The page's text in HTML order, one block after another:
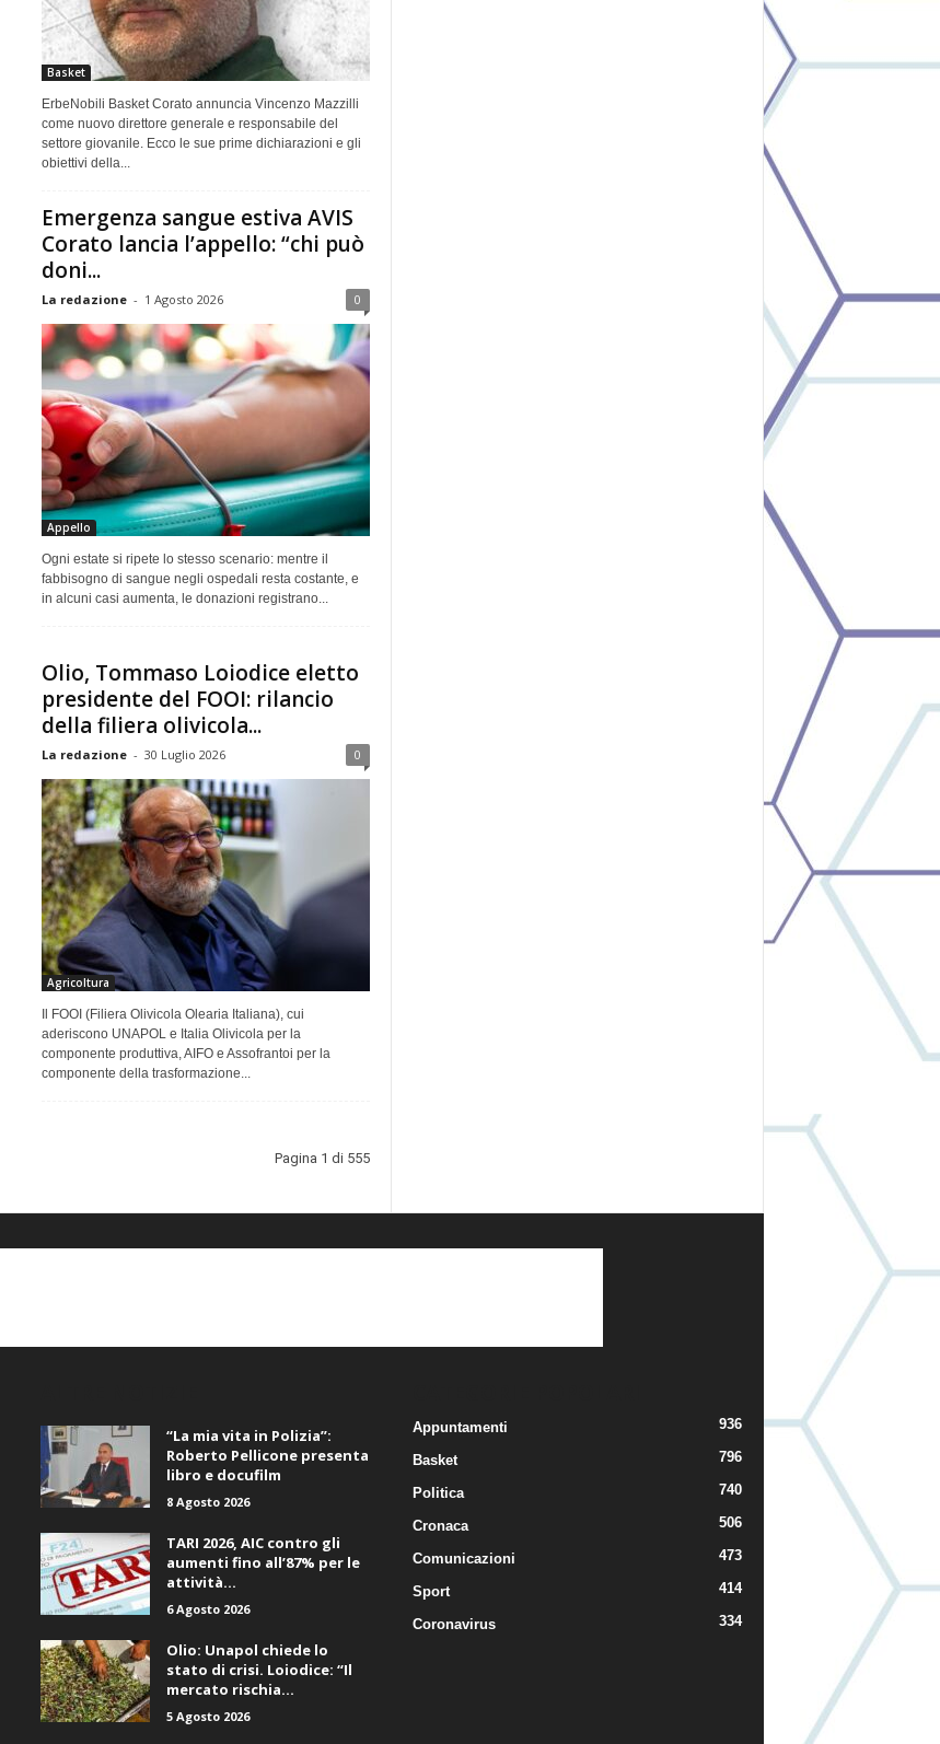
Basket
ErbeNobili Basket Corato annuncia Vincenzo Mazzilli
come nuovo direttore generale e responsabile del
settore giovanile. Ecco le sue prime dichiarazioni e gli
obiettivi della...
Emergenza sangue estiva AVIS
Corato lancia l’appello: “chi può
doni...
La redazione - 1 Agosto 2026 0
Appello
Ogni estate si ripete lo stesso scenario: mentre il
fabbisogno di sangue negli ospedali resta costante, e
in alcuni casi aumenta, le donazioni registrano...
Olio, Tommaso Loiodice eletto
presidente del FOOI: rilancio
della filiera olivicola...
La redazione - 30 Luglio 2026 0
Agricoltura
Il FOOI (Filiera Olivicola Olearia Italiana), cui
aderiscono UNAPOL e Italia Olivicola per la
componente produttiva, AIFO e Assofrantoi per la
componente della trasformazione...
Pagina 1 di 555
“La mia vita in Polizia”:
Roberto Pellicone presenta
libro e docufilm
8 Agosto 2026
TARI 2026, AIC contro gli
aumenti fino all’87% per le
attività...
6 Agosto 2026
Olio: Unapol chiede lo
stato di crisi. Loiodice: “Il
mercato rischia...
5 Agosto 2026
Appuntamenti 936
Basket 796
Politica 740
Cronaca 506
Comunicazioni 473
Sport 414
Coronavirus 334